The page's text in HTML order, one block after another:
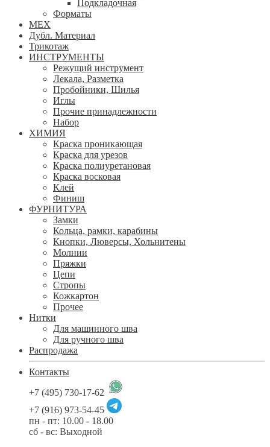
Подкладочная
Форматы
МЕХ
Дубл. Материал
Трикотаж
ИНСТРУМЕНТЫ
Режущий инструмент
Лекала, Разметка
Пробойники, Шилья
Иглы
Прочие принадлежности
Набор
ХИМИЯ
Краска проникающая
Краска для урезов
Краска полиуретановая
Краска восковая
Клей
Финиш
ФУРНИТУРА
Замки
Кольца, рамки, карабины
Кнопки, Люверсы, Хольнитены
Молнии
Пряжки
Цепи
Стропы
Кожкартон
Прочее
Нитки
Для машинного шва
Для ручного шва
Распродажа
Контакты
+7 (495) 730-17-62
+7 (916) 973-54-45
пн - пт: 10.00 - 18.00
сб - вс: Выходной